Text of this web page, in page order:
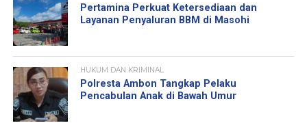
Pertamina Perkuat Ketersediaan dan
Layanan Penyaluran BBM di Masohi
HUKUM DAN KRIMINAL
Polresta Ambon Tangkap Pelaku
Pencabulan Anak di Bawah Umur